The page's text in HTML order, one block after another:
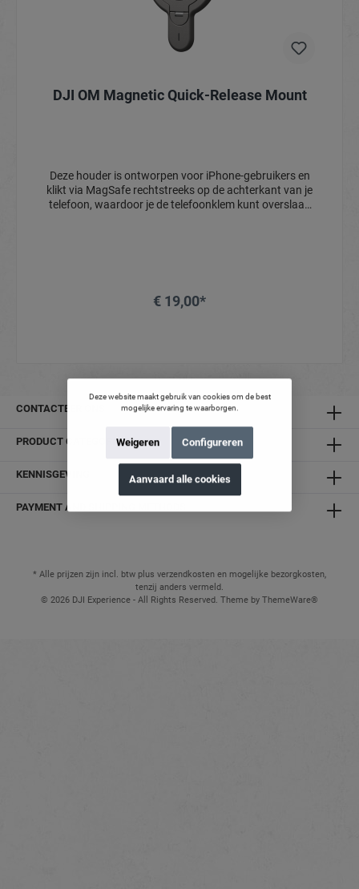
DJI OM Magnetic Quick-Release Mount
Deze houder is ontworpen voor iPhone-gebruikers en
klikt via MagSafe rechtstreeks op de achterkant van je
telefoon, waardoor je de telefoonklem kunt overslaan
€ 19,00*
CONTACTEER ONS
PRODUCT CATEGORIEËN
KENNISGEVING
PAYMENT AND SHIPPING METHODS
* Alle prijzen zijn incl. btw plus verzendkosten en mogelijke bezorgkosten,
tenzij anders vermeld.
© 2026 DJI Experience - All Rights Reserved. Theme by ThemeWare®
Deze website maakt gebruik van cookies om de best
mogelijke ervaring te waarborgen.
Weigeren Configureren
Aanvaard alle cookies